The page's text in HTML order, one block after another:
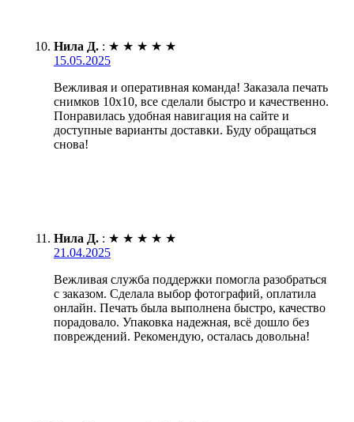
Нила Д. : ★ ★ ★ ★ ★
15.05.2025
Вежливая и оперативная команда! Заказала печать
снимков 10х10, все сделали быстро и качественно.
Понравилась удобная навигация на сайте и
доступные варианты доставки. Буду обращаться
снова!
Нила Д. : ★ ★ ★ ★ ★
21.04.2025
Вежливая служба поддержки помогла разобраться
с заказом. Сделала выбор фотографий, оплатила
онлайн. Печать была выполнена быстро, качество
порадовало. Упаковка надежная, всё дошло без
повреждений. Рекомендую, осталась довольна!